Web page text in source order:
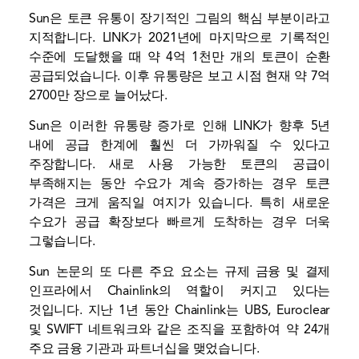
Sun은 토큰 유통이 장기적인 그림의 핵심 부분이라고
지적합니다. LINK가 2021년에 마지막으로 기록적인
수준에 도달했을 때 약 4억 1천만 개의 토큰이 순환
공급되었습니다. 이후 유통량은 보고 시점 현재 약 7억
2700만 장으로 늘어났다.
Sun은 이러한 유통량 증가로 인해 LINK가 향후 5년
내에 공급 한계에 훨씬 더 가까워질 수 있다고
주장합니다. 새로 사용 가능한 토큰의 공급이
부족해지는 동안 수요가 계속 증가하는 경우 토큰
가격은 크게 움직일 여지가 있습니다. 특히 새로운
수요가 공급 확장보다 빠르게 도착하는 경우 더욱
그렇습니다.
Sun 논문의 또 다른 주요 요소는 규제 금융 및 결제
인프라에서 Chainlink의 역할이 커지고 있다는
것입니다. 지난 1년 동안 Chainlink는 UBS, Euroclear
및 SWIFT 네트워크와 같은 조직을 포함하여 약 24개
주요 금융 기관과 파트너십을 맺었습니다.